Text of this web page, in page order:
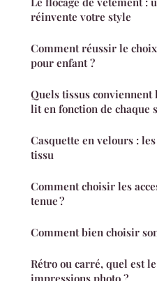
réinvente votre style
Comment réussir le
pour enfant ?
Quels tissus
lit en fonction de chaque
Casquette en velours :
tissu
Comment choisir les
tenue ?
Comment bien choisir
Rétro ou carré, quel est
impressions photo ?